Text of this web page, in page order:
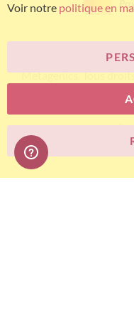
© Bariatric
Metagenics. Tous
E-
Voir notre politique en